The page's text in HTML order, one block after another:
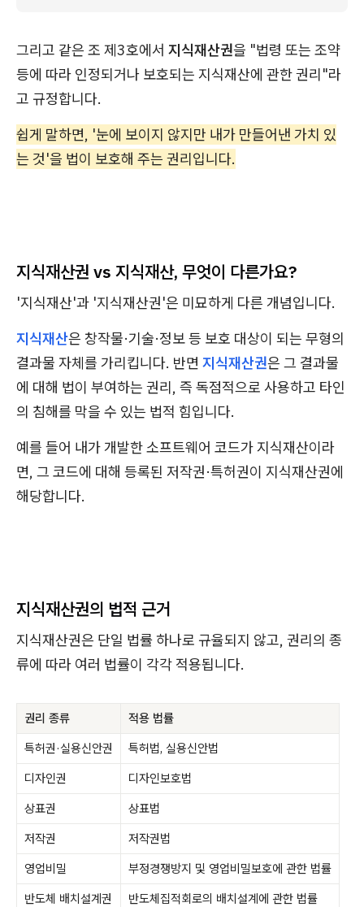
그리고 같은 조 제3호에서 지식재산권을 "법령 또는 조약
등에 따라 인정되거나 보호되는 지식재산에 관한 권리"라
고 규정합니다.
쉽게 말하면, '눈에 보이지 않지만 내가 만들어낸 가치 있
는 것'을 법이 보호해 주는 권리입니다.
지식재산권 vs 지식재산, 무엇이 다른가요?
'지식재산'과 '지식재산권'은 미묘하게 다른 개념입니다.
지식재산은 창작물·기술·정보 등 보호 대상이 되는 무형의
결과물 자체를 가리킵니다. 반면 지식재산권은 그 결과물
에 대해 법이 부여하는 권리, 즉 독점적으로 사용하고 타인
의 침해를 막을 수 있는 법적 힘입니다.
예를 들어 내가 개발한 소프트웨어 코드가 지식재산이라
면, 그 코드에 대해 등록된 저작권·특허권이 지식재산권에
해당합니다.
지식재산권의 법적 근거
지식재산권은 단일 법률 하나로 규율되지 않고, 권리의 종
류에 따라 여러 법률이 각각 적용됩니다.
권리 종류
적용 법률
특허권·실용신안권
특허법, 실용신안법
디자인권
디자인보호법
상표권
상표법
저작권
저작권법
영업비밀
부정경쟁방지 및 영업비밀보호에 관한 법률
반도체 배치설계권
반도체집적회로의 배치설계에 관한 법률